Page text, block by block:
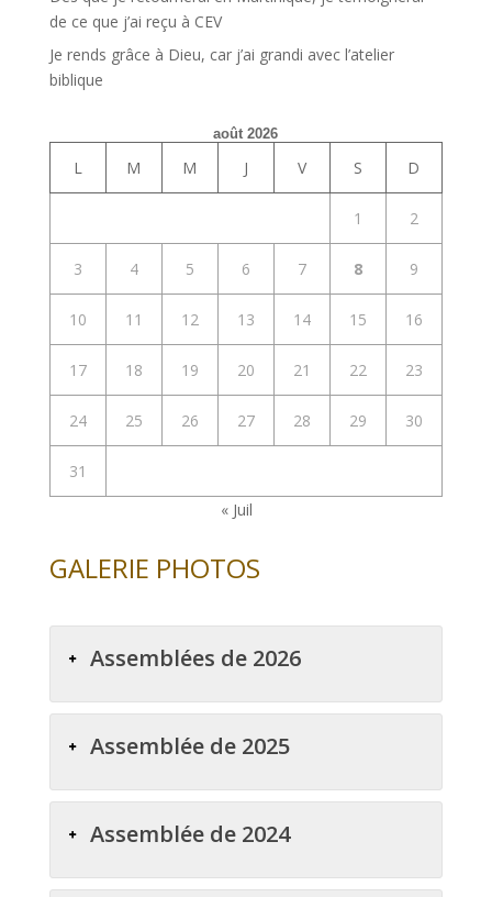
de ce que j’ai reçu à CEV
Je rends grâce à Dieu, car j’ai grandi avec l’atelier
biblique
août 2026
L M M J V S D
1 2
3 4 5 6 7 8 9
10 11 12 13 14 15 16
17 18 19 20 21 22 23
24 25 26 27 28 29 30
31
« Juil
GALERIE PHOTOS
Assemblées de 2026
Assemblée de 2025
Assemblée de 2024